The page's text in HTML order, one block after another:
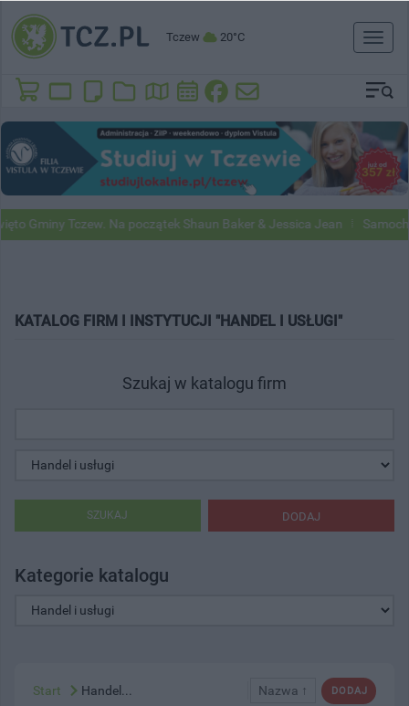
Tczew 20°C
Toggle
Tczew. Na początek Shaun Baker & Jessica Jean Samochody
KATALOG FIRM I INSTYTUCJI "HANDEL I USŁUGI"
Szukaj w katalogu firm
DODAJ
SZUKAJ
Kategorie katalogu
DODAJ
Nazwa ↑
Start Handel...